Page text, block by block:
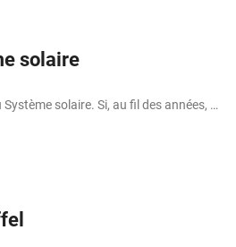
solaire
solaire. Si, au fil des années, …